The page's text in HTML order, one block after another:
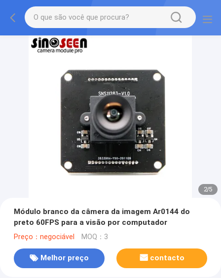
2/5
Módulo branco da câmera da imagem Ar0144 do
preto 60FPS para a visão por computador
Preço：negociável MOQ：3
Melhor preço contacto